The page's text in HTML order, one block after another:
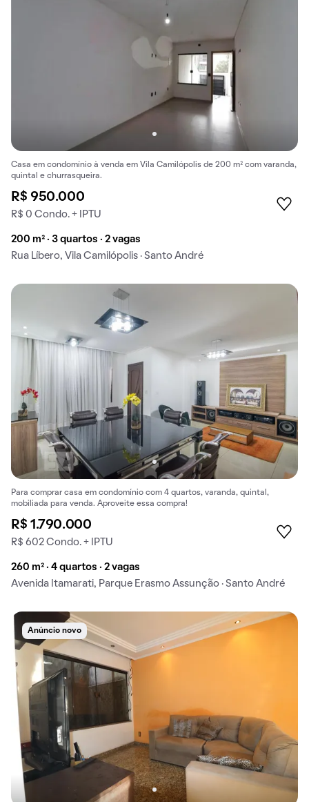
Casa em condomínio à venda em Vila Camilópolis de 200 m² com varanda,
quintal e churrasqueira.
R$ 950.000
R$ 0 Condo. + IPTU
200 m² · 3 quartos · 2 vagas
Rua Líbero, Vila Camilópolis · Santo André
Para comprar casa em condomínio com 4 quartos, varanda, quintal,
mobiliada para venda. Aproveite essa compra!
R$ 1.790.000
R$ 602 Condo. + IPTU
260 m² · 4 quartos · 2 vagas
Avenida Itamarati, Parque Erasmo Assunção · Santo André
Anúncio novo